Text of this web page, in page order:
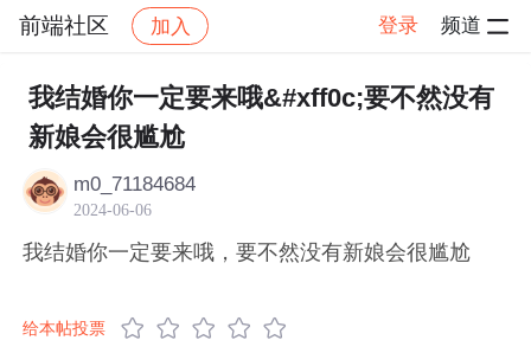
前端社区 加入 登录 频道
社区 前端社区 感慨 帖子详情
我结婚你一定要来哦&#xff0c;要不然没有
新娘会很尴尬
m0_71184684
2024-06-06
我结婚你一定要来哦，要不然没有新娘会很尴尬
给本帖投票